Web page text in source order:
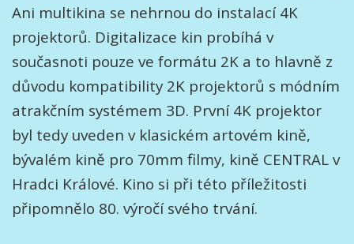
Ani multikina se nehrnou do instalací 4K
projektorů. Digitalizace kin probíhá v
současnoti pouze ve formátu 2K a to hlavně z
důvodu kompatibility 2K projektorů s módním
atrakčním systémem 3D. První 4K projektor
byl tedy uveden v klasickém artovém kině,
bývalém kině pro 70mm filmy, kině CENTRAL v
Hradci Králové. Kino si při této příležitosti
připomnělo 80. výročí svého trvání.